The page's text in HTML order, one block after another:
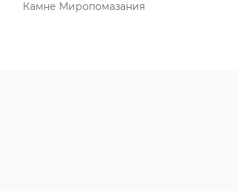
вы хотите
Камне Миропомазания